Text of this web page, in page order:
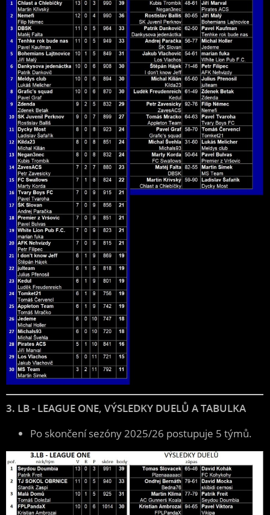
3. LB - LEAGUE ONE, VÝSLEDKY DUELŮ A TABULKA
Po skončení sezóny 2025/26 postupuje 5 týmů.